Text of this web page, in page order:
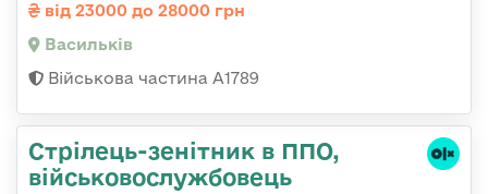
від 23000 до 28000 грн
Васильків
Військова частина А1789
Стрілець-зенітник в ППО,
військовослужбовець